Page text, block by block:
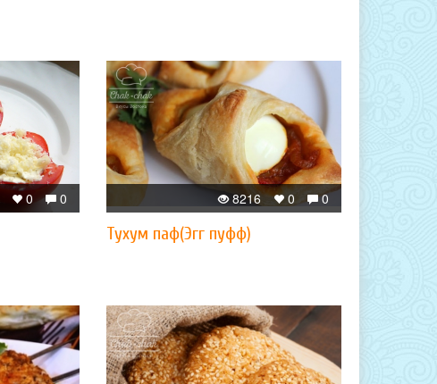
0
0 0
0
8216
Тухум паф(Эгг пуфф)